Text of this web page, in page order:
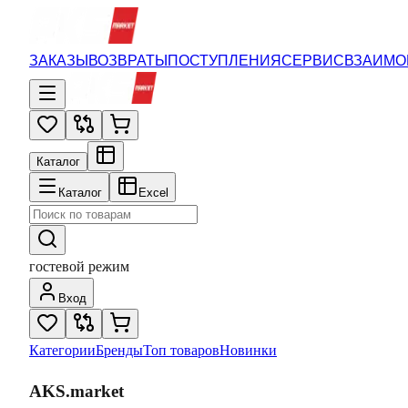
ЗАКАЗЫВОЗВРАТЫПОСТУПЛЕНИЯСЕРВИС
Каталог
Каталог Excel
гостевой режим
Вход
КатегорииБрендыТоп товаровНовинки
AKS.market